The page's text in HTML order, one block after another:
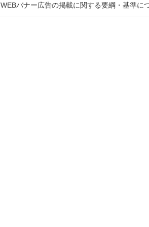
WEBバナー広告の掲載に関する要綱・基準に